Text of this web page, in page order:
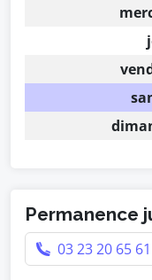
Permanence
03 23 20 65 61